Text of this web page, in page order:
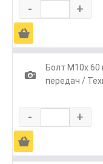
- +
Ä
1
Болт М10х 60
передач /
- +
Ä